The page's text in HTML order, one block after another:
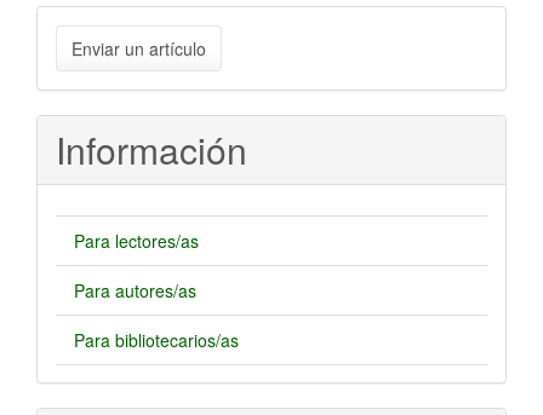
Enviar
un
artículo
Enviar un artículo
Información
Para lectores/as
Para autores/as
Para bibliotecarios/as